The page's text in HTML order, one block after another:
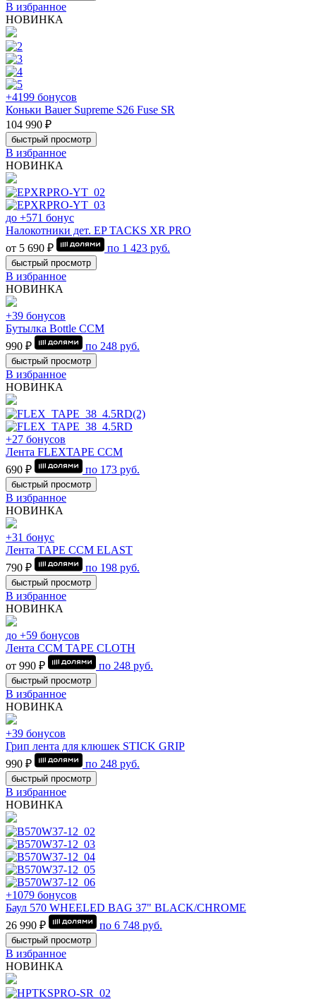
В избранное
НОВИНКА
+4199 бонусов
Коньки Bauer Supreme S26 Fuse SR
104 990 ₽
быстрый просмотр
В избранное
НОВИНКА
до +571 бонус
Налокотники дет. EP TACKS XR PRO
от 5 690 ₽
по 1 423 руб.
быстрый просмотр
В избранное
НОВИНКА
+39 бонусов
Бутылка Bottle CCM
990 ₽
по 248 руб.
быстрый просмотр
В избранное
НОВИНКА
+27 бонусов
Лента FLEXTAPE CCM
690 ₽
по 173 руб.
быстрый просмотр
В избранное
НОВИНКА
+31 бонус
Лента TAPE CCM ELAST
790 ₽
по 198 руб.
быстрый просмотр
В избранное
НОВИНКА
до +59 бонусов
Лента CCM TAPE CLOTH
от 990 ₽
по 248 руб.
быстрый просмотр
В избранное
НОВИНКА
+39 бонусов
Грип лента для клюшек STICK GRIP
990 ₽
по 248 руб.
быстрый просмотр
В избранное
НОВИНКА
+1079 бонусов
Баул 570 WHEELED BAG 37" BLACK/CHROME
26 990 ₽
по 6 748 руб.
быстрый просмотр
В избранное
НОВИНКА